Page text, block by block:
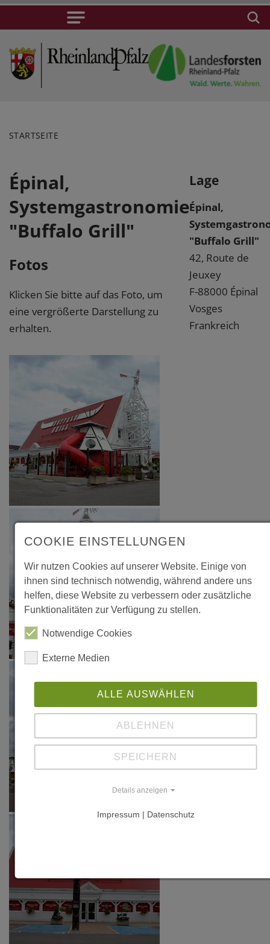
STARTSEITE
Épinal,
Systemgastronomie
"Buffalo Grill"
Fotos
Klicken Sie bitte auf das Foto, um
eine vergrößerte Darstellung zu
erhalten.
Lage
Épinal,
"Buffalo Grill"
42, Route de
Jeuxey
F-88000 Épinal
Vosges
Frankreich
COOKIE EINSTELLUNGEN
Wir nutzen Cookies auf unserer Website. Einige von
ihnen sind technisch notwendig, während andere uns
helfen, diese Website zu verbessern oder zusätzliche
Funktionalitäten zur Verfügung zu stellen.
Notwendige Cookies
Externe Medien
ALLE AUSWÄHLEN
ABLEHNEN
SPEICHERN
Details anzeigen
Impressum | Datenschutz